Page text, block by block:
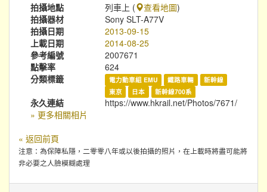
拍攝地點 列車上 ( 查看地圖)
拍攝器材
Sony SLT-A77V
拍攝日期
2013-09-15
上載日期
2014-08-25
參考編號
2007671
點擊率
624
分類標籤
電力動車組 EMU 鐵路車輛
新幹線
東京
日本 新幹線700系
永久連結
https://www.hkrail.net/Photos/7671/
» 更多相關相片
« 返回前頁
注意：為保障私隱，二零零八年或以後拍攝的照片，在上載時將盡可能將
非必要之人臉模糊處理